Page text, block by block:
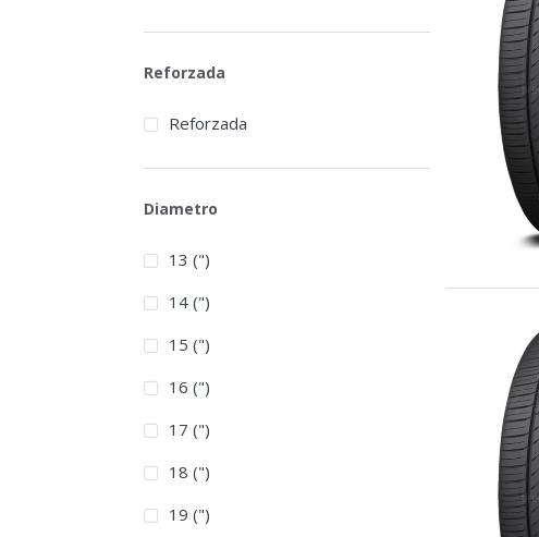
Reforzada
Reforzada
Diametro
13 (")
14 (")
15 (")
16 (")
17 (")
18 (")
19 (")